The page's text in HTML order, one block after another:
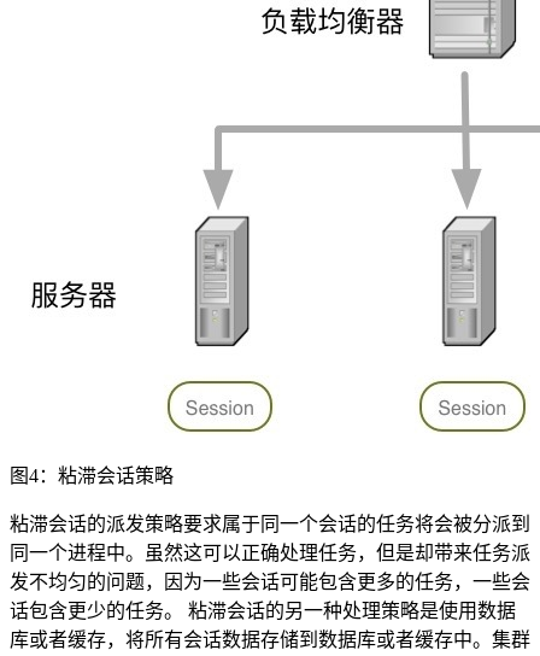
图4：粘滞会话策略
粘滞会话的派发策略要求属于同一个会话的任务将会被分派到
同一个进程中。虽然这可以正确处理任务，但是却带来任务派
发不均匀的问题，因为一些会话可能包含更多的任务，一些会
话包含更少的任务。 粘滞会话的另一种处理策略是使用数据
库或者缓存，将所有会话数据存储到数据库或者缓存中。集群